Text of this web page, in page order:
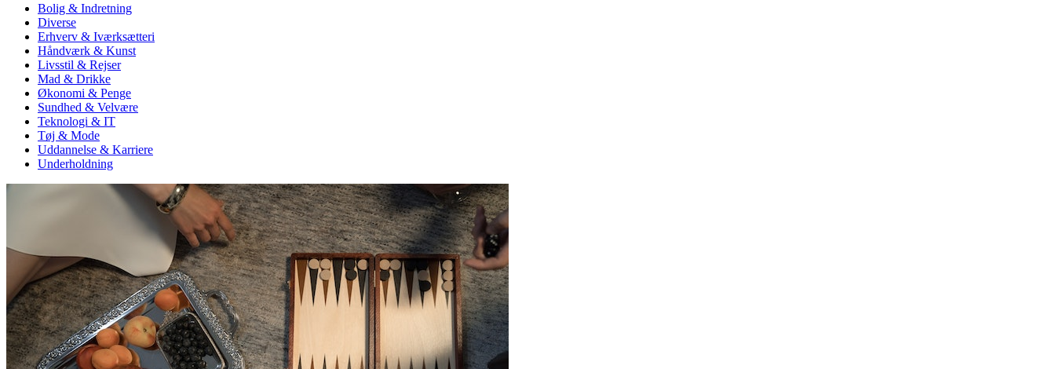
Bolig & Indretning
Diverse
Erhverv & Iværksætteri
Håndværk & Kunst
Livsstil & Rejser
Mad & Drikke
Økonomi & Penge
Sundhed & Velvære
Teknologi & IT
Tøj & Mode
Uddannelse & Karriere
Underholdning